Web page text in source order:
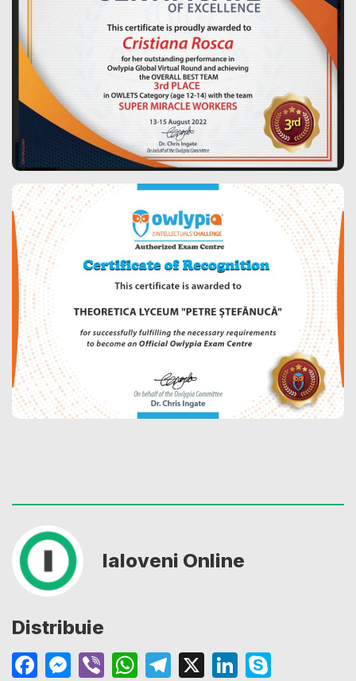
Ialoveni Online
Distribuie
Facebook
Messenger
ViberWhatsApp
Telegram
X LinkedIn